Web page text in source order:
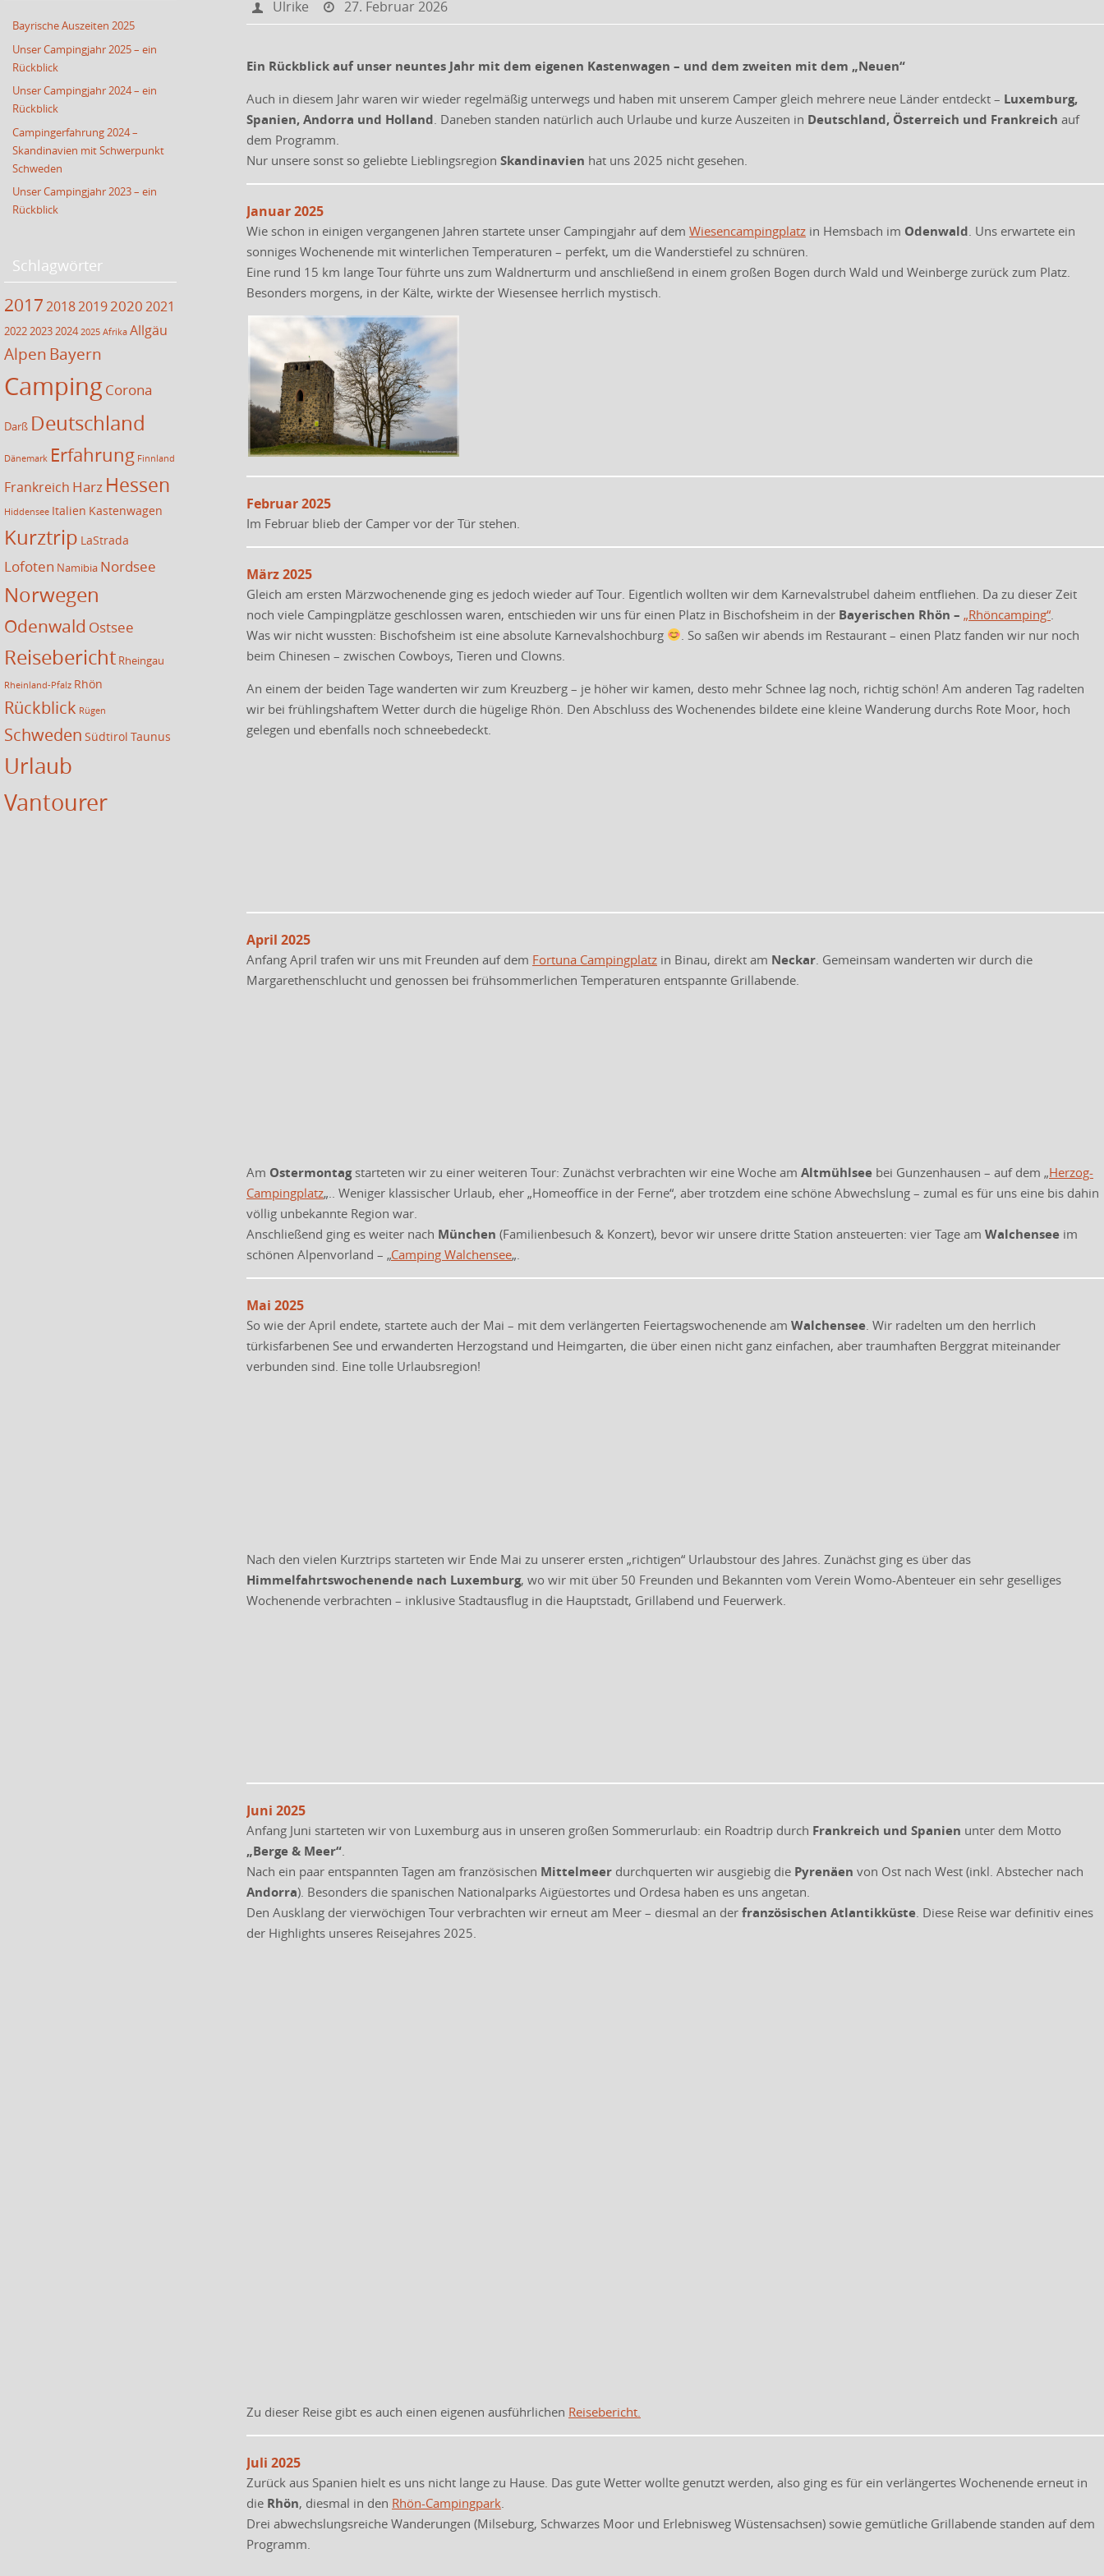
Ulrike 27. Februar 2026
Ein Rückblick auf unser neuntes Jahr mit dem eigenen Kastenwagen – und dem zweiten mit dem „Neuen“
Auch in diesem Jahr waren wir wieder regelmäßig unterwegs und haben mit unserem Camper gleich mehrere neue Länder entdeckt – Luxemburg,
Spanien, Andorra und Holland. Daneben standen natürlich auch Urlaube und kurze Auszeiten in Deutschland, Österreich und Frankreich auf
dem Programm.
Nur unsere sonst so geliebte Lieblingsregion Skandinavien hat uns 2025 nicht gesehen.
Januar 2025
Wie schon in einigen vergangenen Jahren startete unser Campingjahr auf dem Wiesencampingplatz in Hemsbach im Odenwald. Uns erwartete ein
sonniges Wochenende mit winterlichen Temperaturen – perfekt, um die Wanderstiefel zu schnüren.
Eine rund 15 km lange Tour führte uns zum Waldnerturm und anschließend in einem großen Bogen durch Wald und Weinberge zurück zum Platz.
Besonders morgens, in der Kälte, wirkte der Wiesensee herrlich mystisch.
Februar 2025
Im Februar blieb der Camper vor der Tür stehen.
März 2025
Gleich am ersten Märzwochenende ging es jedoch wieder auf Tour. Eigentlich wollten wir dem Karnevalstrubel daheim entfliehen. Da zu dieser Zeit
noch viele Campingplätze geschlossen waren, entschieden wir uns für einen Platz in Bischofsheim in der Bayerischen Rhön – „Rhöncamping“
Was wir nicht wussten: Bischofsheim ist eine absolute Karnevalshochburg
. So saßen wir abends im Restaurant – einen Platz fanden wir nur noch
beim Chinesen – zwischen Cowboys, Tieren und Clowns.
An einem der beiden Tage wanderten wir zum Kreuzberg – je höher wir kamen, desto mehr Schnee lag noch, richtig schön! Am anderen Tag radelten
wir bei frühlingshaftem Wetter durch die hügelige Rhön. Den Abschluss des Wochenendes bildete eine kleine Wanderung durchs Rote Moor, hoch
gelegen und ebenfalls noch schneebedeckt.
April 2025
Anfang April trafen wir uns mit Freunden auf dem Fortuna Campingplatz in Binau, direkt am Neckar. Gemeinsam wanderten wir durch die
Margarethenschlucht und genossen bei frühsommerlichen Temperaturen entspannte Grillabende.
Am Ostermontagstarteten wir zu einer weiteren Tour: Zunächst verbrachten wir eine Woche am Altmühlsee bei Gunzenhausen – auf dem „Herzog-
Campingplatz„.. Weniger klassischer Urlaub, eher „Homeoffice in der Ferne“, aber trotzdem eine schöne Abwechslung – zumal es für uns eine bis dahin
völlig unbekannte Region war.
Anschließend ging es weiter nach München (Familienbesuch & Konzert), bevor wir unsere dritte Station ansteuerten: vier Tage am Walchensee im
schönen Alpenvorland – „Camping Walchensee„.
Mai 2025
So wie der April endete, startete auch der Mai – mit dem verlängerten Feiertagswochenende am Walchensee. Wir radelten um den herrlich
türkisfarbenen See und erwanderten Herzogstand und Heimgarten, die über einen nicht ganz einfachen, aber traumhaften Berggrat miteinander
verbunden sind. Eine tolle Urlaubsregion!
Nach den vielen Kurztrips starteten wir Ende Mai zu unserer ersten „richtigen“ Urlaubstour des Jahres. Zunächst ging es über das
Himmelfahrtswochenende nach Luxemburg, wo wir mit über 50 Freunden und Bekannten vom Verein Womo-Abenteuer ein sehr geselliges
Wochenende verbrachten – inklusive Stadtausflug in die Hauptstadt, Grillabend und Feuerwerk.
Juni 2025
Anfang Juni starteten wir von Luxemburg aus in unseren großen Sommerurlaub: ein Roadtrip durch Frankreich und Spanien unter dem Motto
„Berge & Meer“.
Nach ein paar entspannten Tagen am französischen Mittelmeer durchquerten wir ausgiebig die Pyrenäen von Ost nach West (inkl. Abstecher nach
Andorra). Besonders die spanischen Nationalparks Aigüestortes und Ordesa haben es uns angetan.
Den Ausklang der vierwöchigen Tour verbrachten wir erneut am Meer – diesmal an der französischen Atlantikküste. Diese Reise war definitiv eines
der Highlights unseres Reisejahres 2025.
Zu dieser Reise gibt es auch einen eigenen ausführlichen Reisebericht.
Juli 2025
Zurück aus Spanien hielt es uns nicht lange zu Hause. Das gute Wetter wollte genutzt werden, also ging es für ein verlängertes Wochenende erneut in
die Rhön, diesmal in den Rhön-Campingpark
Drei abwechslungsreiche Wanderungen (Milseburg, Schwarzes Moor und Erlebnisweg Wüstensachsen) sowie gemütliche Grillabende standen auf dem
Programm.
Bayrische Auszeiten 2025
Unser Campingjahr 2025 – ein
Rückblick
Unser Campingjahr 2024 – ein
Rückblick
Campingerfahrung 2024 –
Skandinavien mit Schwerpunkt
Schweden
Unser Campingjahr 2023 – ein
Rückblick
Schlagwörter
20172018201920202021
202220232024 2025 Afrika Allgäu
Alpen Bayern
CampingCorona
Darß Deutschland
Dänemark Erfahrung Finnland
Frankreich Harz Hessen
Hiddensee Italien Kastenwagen
Kurztrip LaStrada
Lofoten Namibia Nordsee
Norwegen
Odenwald Ostsee
Reisebericht Rheingau
Rheinland-Pfalz Rhön
Rückblick Rügen
Schweden Südtirol Taunus
Urlaub
Vantourer